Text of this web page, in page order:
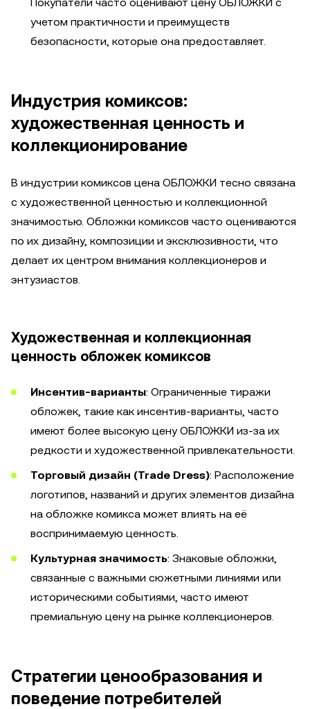
учетом практичности и преимуществ
безопасности, которые она предоставляет.
Индустрия комиксов:
художественная ценность и
коллекционирование
В индустрии комиксов цена ОБЛОЖКИ тесно связана
с художественной ценностью и коллекционной
значимостью. Обложки комиксов часто оцениваются
по их дизайну, композиции и эксклюзивности, что
делает их центром внимания коллекционеров и
энтузиастов.
Художественная и коллекционная
ценность обложек комиксов
Инсентив-варианты: Ограниченные тиражи
обложек, такие как инсентив-варианты, часто
имеют более высокую цену ОБЛОЖКИ из-за их
редкости и художественной привлекательности.
Торговый дизайн (Trade Dress): Расположение
логотипов, названий и других элементов дизайна
на обложке комикса может влиять на её
воспринимаемую ценность.
Культурная значимость: Знаковые обложки,
связанные с важными сюжетными линиями или
историческими событиями, часто имеют
премиальную цену на рынке коллекционеров.
Стратегии ценообразования и
поведение потребителей